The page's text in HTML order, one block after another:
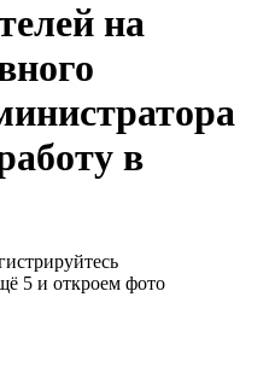
на
в
5 и откроем фото